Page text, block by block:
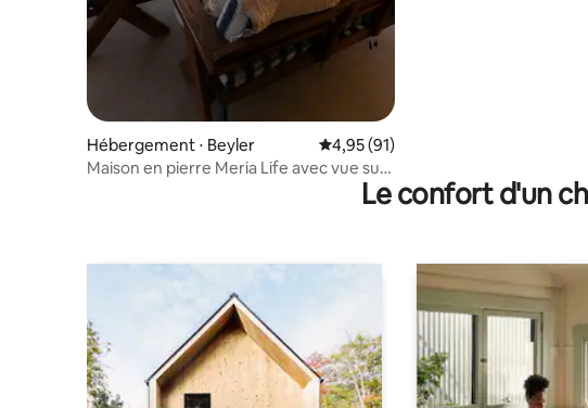
Hébergement ⋅ Beyler Évaluation moyenne sur la base de
4,95 (91)
Maison en pierre Meria Life avec vue sur
Le confort d'un